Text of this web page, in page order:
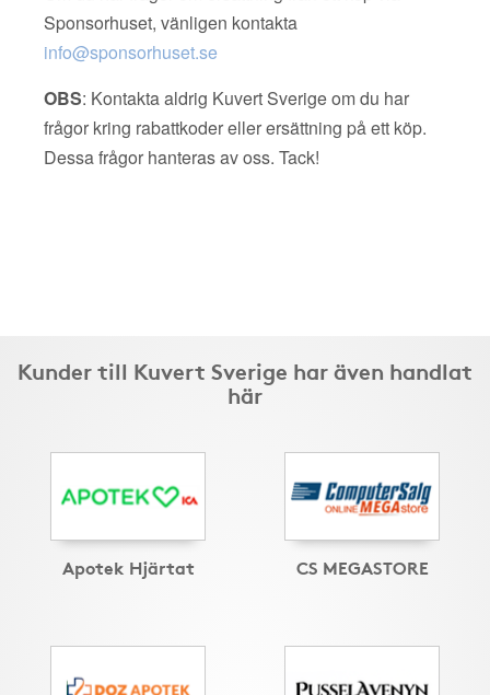
Sponsorhuset, vänligen kontakta
info@sponsorhuset.se
OBS: Kontakta aldrig Kuvert Sverige om du har
frågor kring rabattkoder eller ersättning på ett köp.
Dessa frågor hanteras av oss. Tack!
Kunder till Kuvert Sverige har även handlat
här
Apotek Hjärtat CS MEGASTORE